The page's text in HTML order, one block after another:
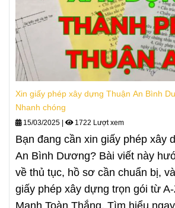
Xin giấy phép xây dựng Thuận An Bình
Nhanh chóng
15/03/2025 1722 Lượt xem
Bạn đang cần xin giấy phép xây
An Bình Dương? Bài viết này
về thủ tục, hồ sơ cần chuẩn bị,
giấy phép xây dựng trọn gói từ